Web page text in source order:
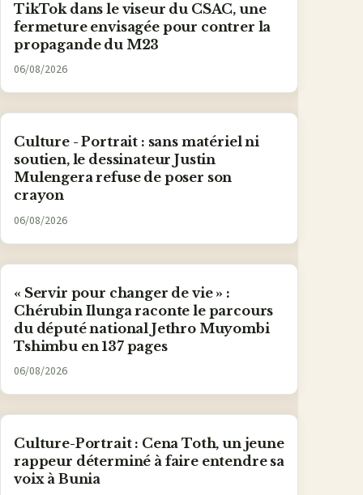
TikTok dans le viseur du CSAC, une
fermeture envisagée pour contrer la
propagande du M23
06/08/2026
Culture - Portrait : sans matériel ni
soutien, le dessinateur Justin
Mulengera refuse de poser son
crayon
06/08/2026
« Servir pour changer de vie » :
Chérubin Ilunga raconte le parcours
du député national Jethro Muyombi
Tshimbu en 137 pages
06/08/2026
Culture-Portrait : Cena Toth, un jeune
rappeur déterminé à faire entendre sa
voix à Bunia